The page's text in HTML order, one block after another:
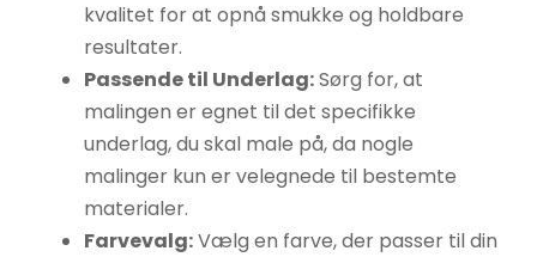
kvalitet for at opnå smukke og holdbare
resultater.
Passende til Underlag:Sørg for, at
malingen er egnet til det specifikke
underlag, du skal male på, da nogle
malinger kun er velegnede til bestemte
materialer.
Farvevalg:Vælg en farve, der passer til din